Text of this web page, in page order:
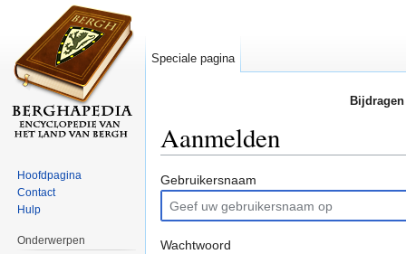
Aanmelden
Gebruikersnaam
Wachtwoord
Speciale pagina
Hoofdpagina
Contact
Hulp
Onderwerpen